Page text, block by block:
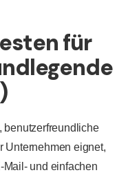
für
benutzerfreundliche
Unternehmen eignet,
und einfachen